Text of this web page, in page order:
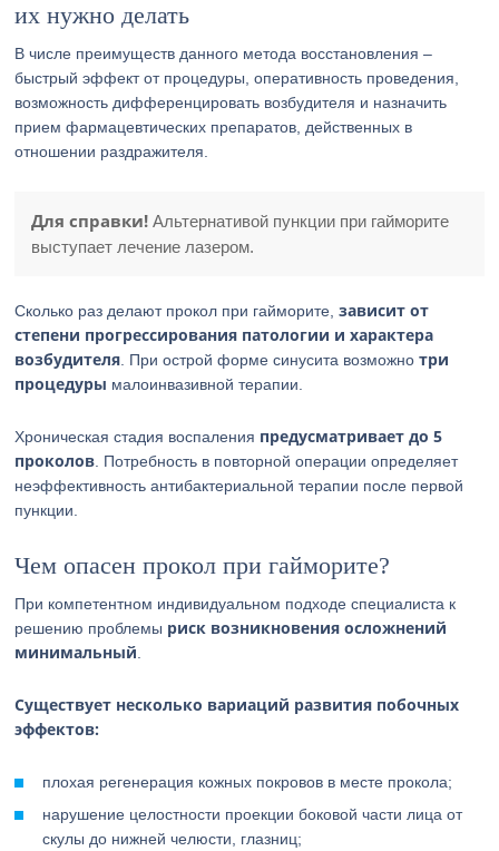
их нужно делать
В числе преимуществ данного метода восстановления –
быстрый эффект от процедуры, оперативность проведения,
возможность дифференцировать возбудителя и назначить
прием фармацевтических препаратов, действенных в
отношении раздражителя.
Для справки! Альтернативой пункции при гайморите
выступает лечение лазером.
Сколько раз делают прокол при гайморите,зависит от
степени прогрессирования патологии и характера
возбудителя . При острой форме синусита возможнотри
процедуры малоинвазивной терапии.
Хроническая стадия воспаления предусматривает до 5
проколов . Потребность в повторной операции определяет
неэффективность антибактериальной терапии после первой
пункции.
Чем опасен прокол при гайморите?
При компетентном индивидуальном подходе специалиста к
решению проблемы риск возникновения осложнений
минимальный
Существует несколько вариаций развития побочных
эффектов:
плохая регенерация кожных покровов в месте прокола;
нарушение целостности проекции боковой части лица от
скулы до нижней челюсти, глазниц;